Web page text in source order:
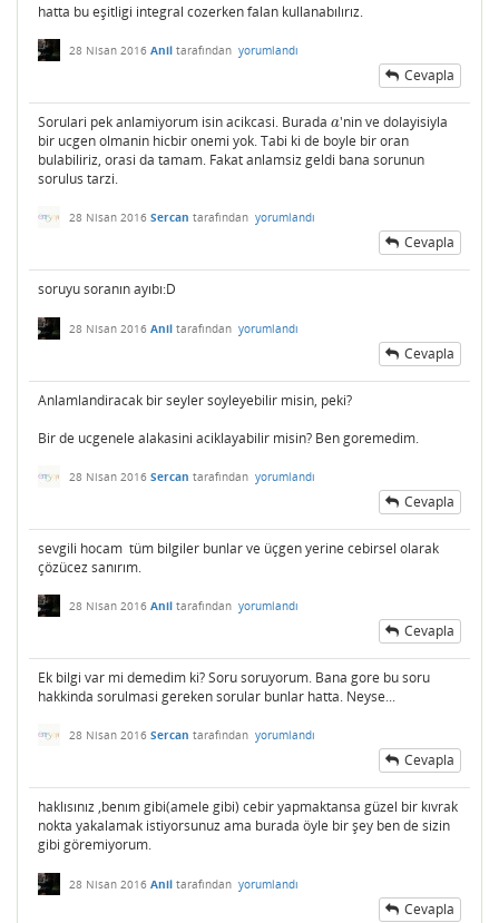
hatta bu eşitligi integral cozerken falan kullanabılırız.
28 Nisan 2016 Anil tarafından yorumlandı
Cevapla
Sorulari pek anlamiyorum isin acikcasi. Burada a
a'nin ve dolayisiyla
bir ucgen olmanin hicbir onemi yok. Tabi ki de boyle bir oran
bulabiliriz, orasi da tamam. Fakat anlamsiz geldi bana sorunun
sorulus tarzi.
28 Nisan 2016 Sercan tarafından yorumlandı
Cevapla
soruyu soranın ayıbı:D
28 Nisan 2016 Anil tarafından yorumlandı
Cevapla
Anlamlandiracak bir seyler soyleyebilir misin, peki?
Bir de ucgenele alakasini aciklayabilir misin? Ben goremedim.
28 Nisan 2016 Sercan tarafından yorumlandı
Cevapla
sevgili hocam tüm bilgiler bunlar ve üçgen yerine cebirsel olarak
çözücez sanırım.
28 Nisan 2016 Anil tarafından yorumlandı
Cevapla
Ek bilgi var mi demedim ki? Soru soruyorum. Bana gore bu soru
hakkinda sorulmasi gereken sorular bunlar hatta. Neyse...
28 Nisan 2016 Sercan tarafından yorumlandı
Cevapla
haklısınız ,benım gibi(amele gibi) cebir yapmaktansa güzel bir kıvrak
nokta yakalamak istiyorsunuz ama burada öyle bir şey ben de sizin
gibi göremiyorum.
28 Nisan 2016 Anil tarafından yorumlandı
Cevapla